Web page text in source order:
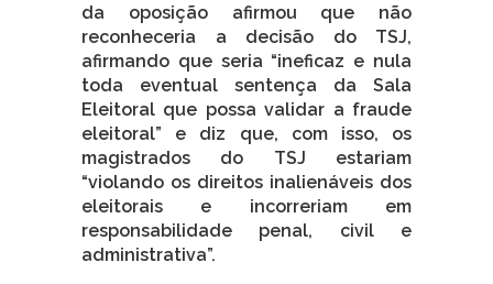
da oposição afirmou que não
reconheceria a decisão do TSJ,
afirmando que seria “ineficaz e nula
toda eventual sentença da Sala
Eleitoral que possa validar a fraude
eleitoral” e diz que, com isso, os
magistrados do TSJ estariam
“violando os direitos inalienáveis dos
eleitorais e incorreriam em
responsabilidade penal, civil e
administrativa”.